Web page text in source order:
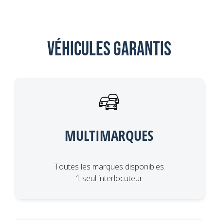
Véhicules garantis
MULTIMARQUES
Toutes les marques disponibles
1 seul interlocuteur